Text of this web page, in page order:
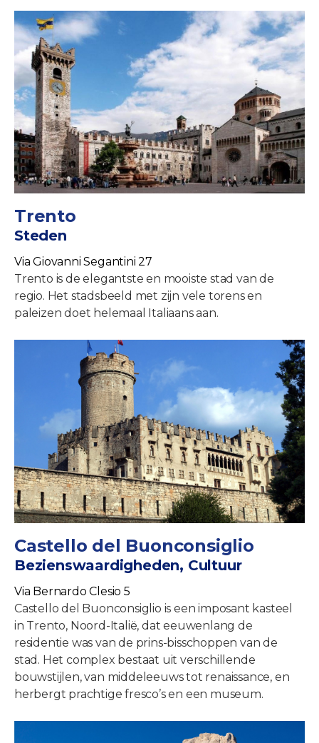
Trento
Steden
Via Giovanni Segantini 27
Trento is de elegantste en mooiste stad van de
regio. Het stadsbeeld met zijn vele torens en
paleizen doet helemaal Italiaans aan.
Castello del Buonconsiglio
Bezienswaardigheden, Cultuur
Via Bernardo Clesio 5
Castello del Buonconsiglio is een imposant kasteel
in Trento, Noord-Italië, dat eeuwenlang de
residentie was van de prins-bisschoppen van de
stad. Het complex bestaat uit verschillende
bouwstijlen, van middeleeuws tot renaissance, en
herbergt prachtige fresco’s en een museum.